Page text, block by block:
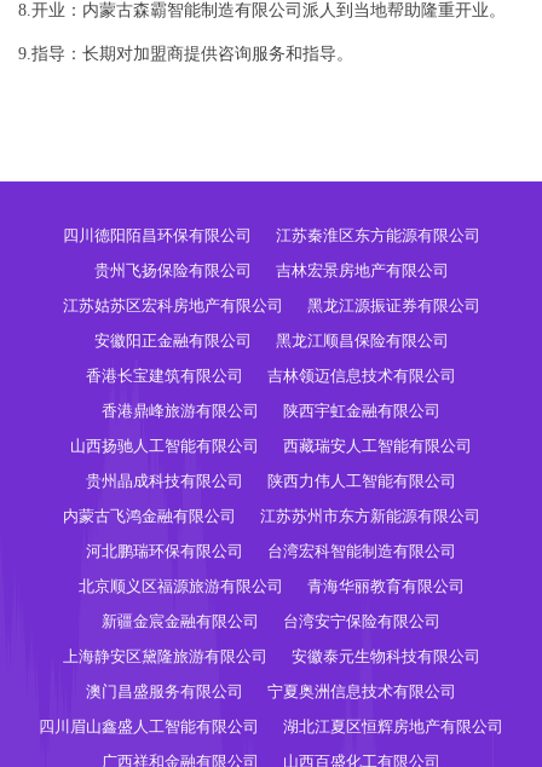
8.开业：内蒙古森霸智能制造有限公司派人到当地帮助隆重开业。
9.指导：长期对加盟商提供咨询服务和指导。
四川德阳陌昌环保有限公司
江苏秦淮区东方能源有限公司
贵州飞扬保险有限公司
吉林宏景房地产有限公司
江苏姑苏区宏科房地产有限公司
黑龙江源振证券有限公司
安徽阳正金融有限公司
黑龙江顺昌保险有限公司
香港长宝建筑有限公司
吉林领迈信息技术有限公司
香港鼎峰旅游有限公司
陕西宇虹金融有限公司
山西扬驰人工智能有限公司
西藏瑞安人工智能有限公司
贵州晶成科技有限公司
陕西力伟人工智能有限公司
内蒙古飞鸿金融有限公司
江苏苏州市东方新能源有限公司
河北鹏瑞环保有限公司
台湾宏科智能制造有限公司
北京顺义区福源旅游有限公司
青海华丽教育有限公司
新疆金宸金融有限公司
台湾安宁保险有限公司
上海静安区黛隆旅游有限公司
安徽泰元生物科技有限公司
澳门昌盛服务有限公司
宁夏奥洲信息技术有限公司
四川眉山鑫盛人工智能有限公司
湖北江夏区恒辉房地产有限公司
广西祥和金融有限公司
山西百盛化工有限公司